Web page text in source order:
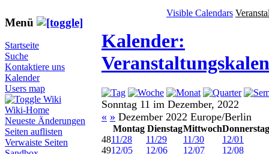
Menü
Startseite
Suche
Kontaktiere uns
Kalender
Users map
Wiki
Wiki-Home
Neueste Änderungen
Seiten auflisten
Verwaiste Seiten
Visible Calendars
Kalender:
Sonntag 11 im Dezember, 2022
« » Dezember 2022 Europe/Berlin
Montag DienstagMittwochDonnerstag
4811/28 11/29 11/30
12/01
4912/05 12/06 12/07
12/08